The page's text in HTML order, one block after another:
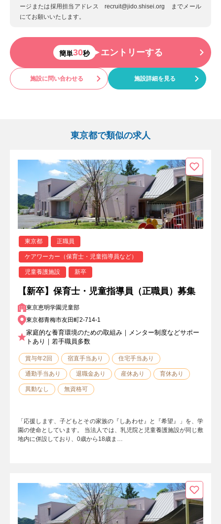
ージまたは採用担当アドレス recruit@jido.shisei.org までメール
にてお願いいたします。
簡単30秒 エントリーする
施設に問い合わせる 施設詳細を見る
東京都で類似の求人
東京都 正職員
ケアワーカー（保育士・児童指導員など）
児童養護施設 新卒
【新卒】保育士・児童指導員（正職員）募集
東京恵明学園児童部
東京都青梅市友田町2-714-1
家庭的な養育環境のための取組み｜メンター制度などサポー
トあり｜若手職員多数
賞与年2回 宿直手当あり 住宅手当あり
通勤手当あり 退職金あり 産休あり 育休あり
異動なし 無資格可
「応援します、子どもとその家族の『しあわせ』と『希望』」を、学
園の使命としています。 当法人では、乳児院と児童養護施設が同じ敷
地内に併設しており、0歳から18歳ま…